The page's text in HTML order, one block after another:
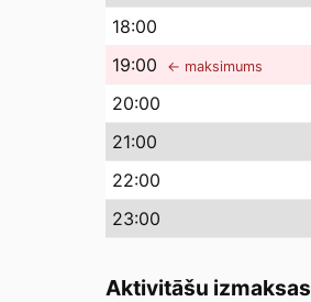
18:00
19:00 ← maksimums
20:00
21:00
22:00
23:00
Aktivitāšu izmaksas